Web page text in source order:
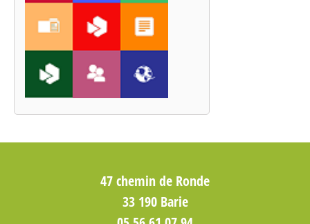
47 chemin de Ronde
33 190 Barie